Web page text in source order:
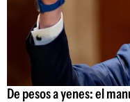
De pesos a yenes: el